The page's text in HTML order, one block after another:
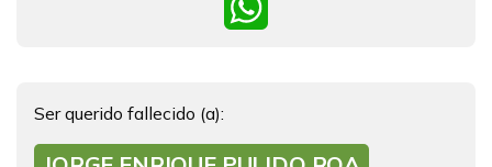
Ser querido fallecido (a):